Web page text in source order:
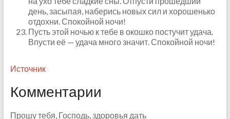
день, засыпая, наберись новых сил и хорошенько
отдохни. Спокойной ночи!
Пусть этой ночью к тебе в окошко постучит удача.
Впусти её — удача много значит. Спокойной ночи!
Источник
Комментарии
Прошу тебя, Господь, здоровья дать